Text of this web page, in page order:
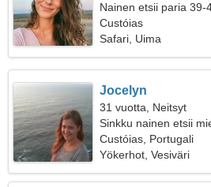
Nainen etsii paria 39-
Custóias
Safari, Uima
Jocelyn
31 vuotta, Neitsyt
Sinkku nainen etsii
Custóias, Portugali
Yökerhot, Vesiväri